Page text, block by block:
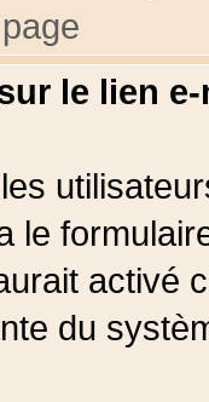
le lien
le
activé
du